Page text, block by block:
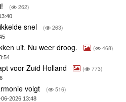
( 262)
snel ( 263)
uit. Nu weer droog. ( 468)
voor Zuid Holland ( 773)
volgt ( 516)
2026 13:48